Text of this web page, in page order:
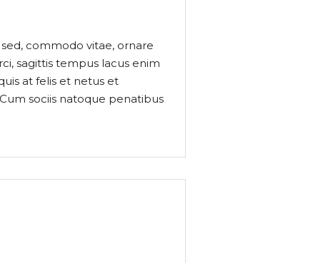
commodo vitae, ornare
sagittis tempus lacus enim
at felis et netus et
sociis natoque penatibus